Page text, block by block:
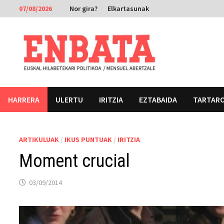
to
content
07/08/2026 Nor gira? Elkartasunak
HARRERA ULERTU IRITZIA EZTABAIDA
ARTIKULUAK / IKUS PUNTUAK / IRITZIA
Moment crucial
03/09/2014